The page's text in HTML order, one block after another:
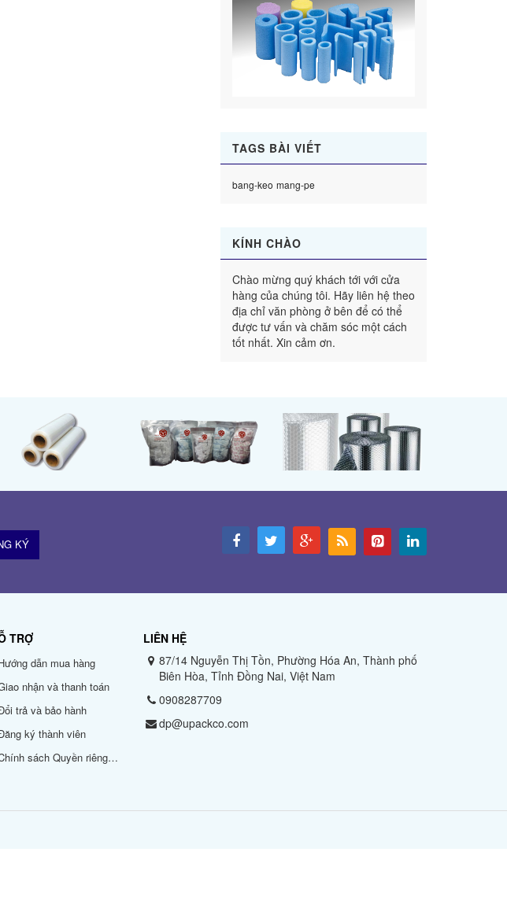
TAGS BÀI VIẾT
bang-keo mang-pe
KÍNH CHÀO
Chào mừng quý khách tới với cửa
hàng của chúng tôi. Hãy liên hệ theo
địa chỉ văn phòng ở bên để có thể
được tư vấn và chăm sóc một cách
tốt nhất. Xin cảm ơn.
KÝ
TRỢ
dẫn mua hàng
nhận và thanh toán
trả và bảo hành
ký thành viên
sách Quyền riêng tư
LIÊN HỆ
87/14 Nguyễn Thị Tồn, Phường Hóa An, Thành phố
Biên Hòa, Tỉnh Đồng Nai, Việt Nam
0908287709
dp@upackco.com